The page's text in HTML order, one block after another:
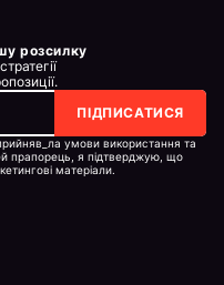
розсилку
ПІДПИСАТИСЯ
умови використання та
прапорець, я підтверджую, що
матеріали.